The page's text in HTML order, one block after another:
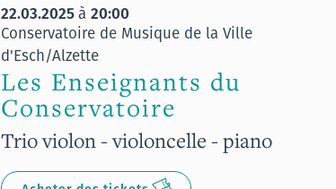
22.03.2025à 20:00
Conservatoire de Musique de la Ville
d'Esch/Alzette
Les Enseignants du
Conservatoire
Trio violon - violoncelle - piano